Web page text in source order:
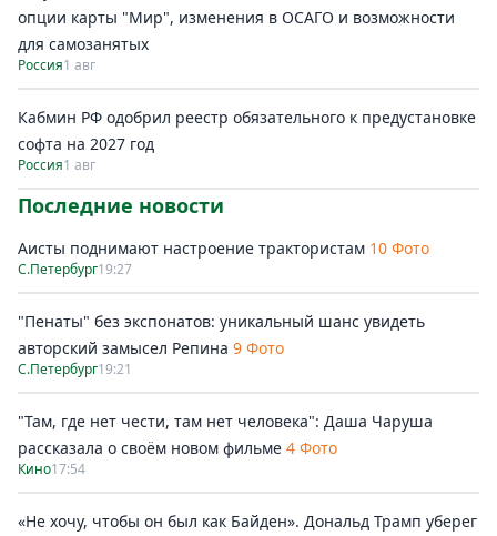
опции карты "Мир", изменения в ОСАГО и возможности
для самозанятых
Россия1 авг
Кабмин РФ одобрил реестр обязательного к предустановке
софта на 2027 год
Россия1 авг
Последние новости
Аисты поднимают настроение трактористам 10 Фото
С.Петербург19:27
"Пенаты" без экспонатов: уникальный шанс увидеть
авторский замысел Репина 9 Фото
С.Петербург19:21
"Там, где нет чести, там нет человека": Даша Чаруша
рассказала о своём новом фильме 4 Фото
Кино17:54
«Не хочу, чтобы он был как Байден». Дональд Трамп уберег